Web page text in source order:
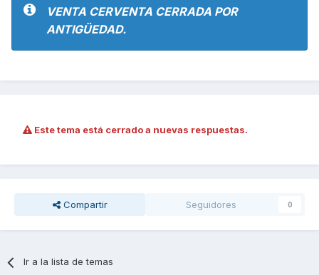
VENTA CERVENTA CERRADA POR
ANTIGÜEDAD.
Este tema está cerrado a nuevas respuestas.
Compartir Seguidores 0
Ir a la lista de temas